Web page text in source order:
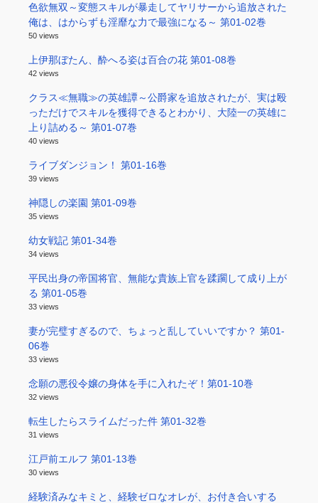
色欲無双～変態スキルが暴走してヤリサーから追放された
俺は、はからずも淫靡な力で最強になる～ 第01-02巻
50 views
上伊那ぼたん、酔へる姿は百合の花 第01-08巻
42 views
クラス≪無職≫の英雄譚～公爵家を追放されたが、実は殴
っただけでスキルを獲得できるとわかり、大陸一の英雄に
上り詰める～ 第01-07巻
40 views
ライブダンジョン！ 第01-16巻
39 views
神隠しの楽園 第01-09巻
35 views
幼女戦記 第01-34巻
34 views
平民出身の帝国将官、無能な貴族上官を蹂躙して成り上が
る 第01-05巻
33 views
妻が完璧すぎるので、ちょっと乱していいですか？ 第01-
06巻
33 views
念願の悪役令嬢の身体を手に入れたぞ！第01-10巻
32 views
転生したらスライムだった件 第01-32巻
31 views
江戸前エルフ 第01-13巻
30 views
経験済みなキミと、経験ゼロなオレが、お付き合いする